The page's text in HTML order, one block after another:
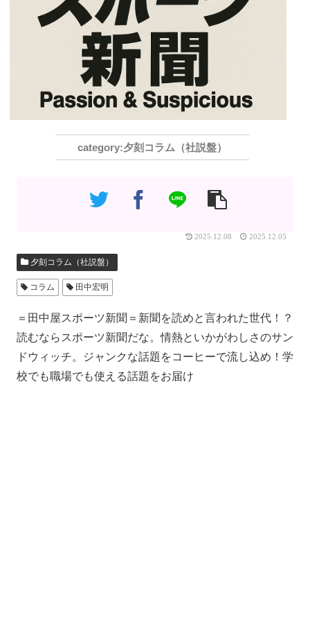
夕刻コラム（社説盤）
2025.12.08 2025.12.05
夕刻コラム（社説盤）
コラム 田中宏明
＝田中屋スポーツ新聞＝新聞を読めと言われた世代！？
読むならスポーツ新聞だな。情熱といかがわしさのサン
ドウィッチ。ジャンクな話題をコーヒーで流し込め！学
校でも職場でも使える話題をお届け